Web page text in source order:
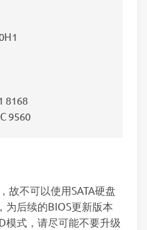
8168
9560
故不可以使用SATA硬盘
为后续的BIOS更新版本
模式，请尽可能不要升级